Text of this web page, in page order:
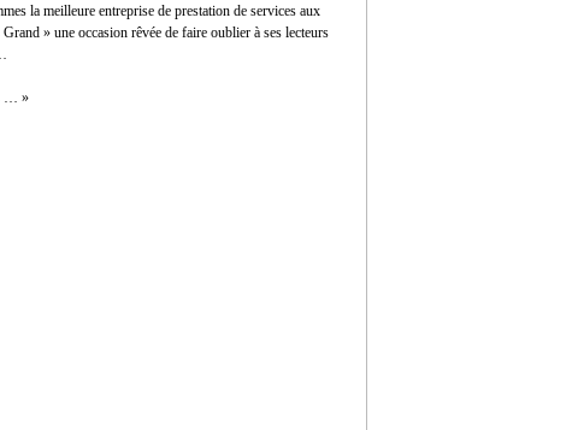
la meilleure entreprise de prestation de services aux
» une occasion rêvée de faire oublier à ses lecteurs
… »